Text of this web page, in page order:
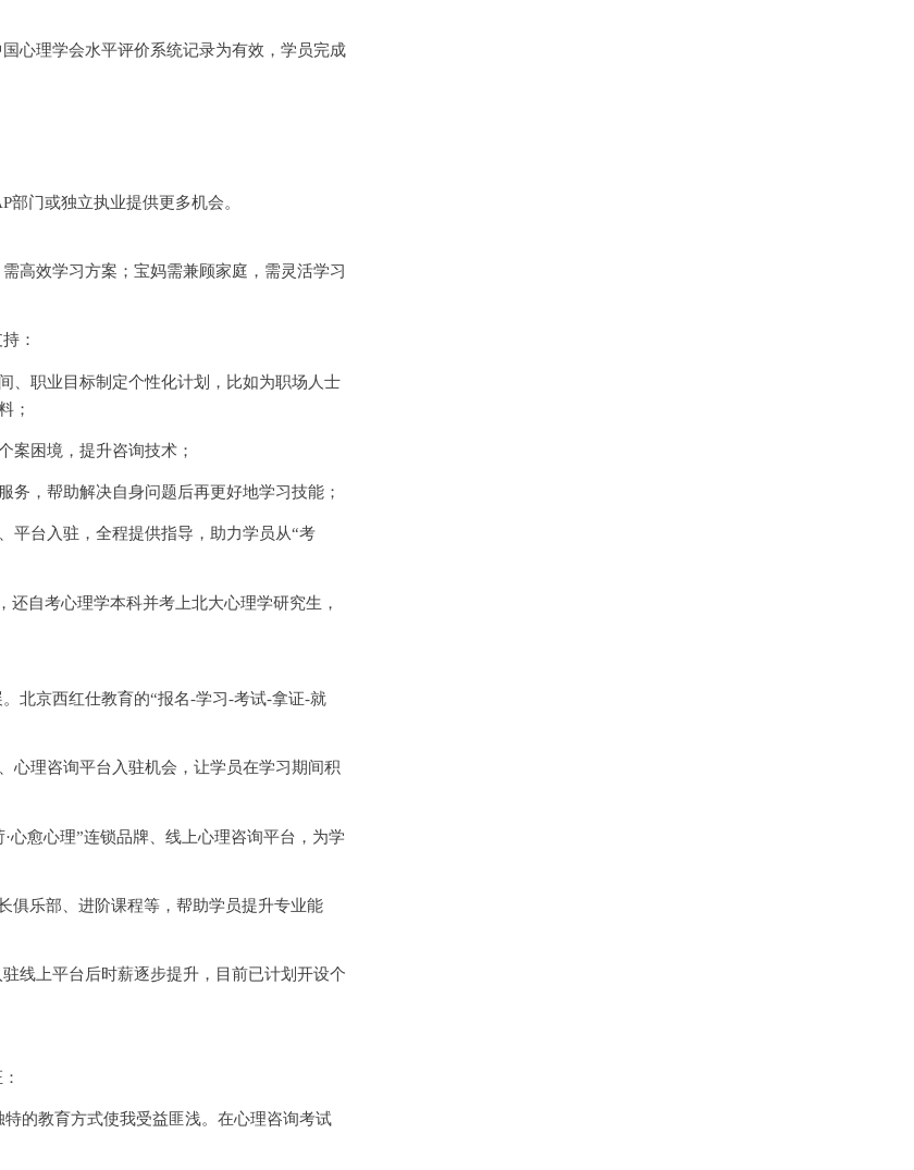
心理学会水平评价系统记录为有效，学员完成
部门或独立执业提供更多机会。
高效学习方案；宝妈需兼顾家庭，需灵活学习
：
、职业目标制定个性化计划，比如为职场人士
；
案困境，提升咨询技术；
务，帮助解决自身问题后再更好地学习技能；
平台入驻，全程提供指导，助力学员从“考
自考心理学本科并考上北大心理学研究生，
北京西红仕教育的“报名-学习-考试-拿证-就
心理咨询平台入驻机会，让学员在学习期间积
·心愈心理”连锁品牌、线上心理咨询平台，为学
俱乐部、进阶课程等，帮助学员提升专业能
线上平台后时薪逐步提升，目前已计划开设个
的教育方式使我受益匪浅。在心理咨询考试